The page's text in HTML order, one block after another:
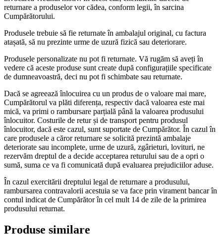
returnare a produselor vor cădea, conform legii, în sarcina
Cumpărătorului.
Produsele trebuie să fie returnate în ambalajul original, cu factura
atașată, să nu prezinte urme de uzură fizică sau deteriorare.
Produsele personalizate nu pot fi returnate. Vă rugăm să aveți în
vedere că aceste produse sunt create după configurațiile specificate
de dumneavoastră, deci nu pot fi schimbate sau returnate.
Dacă se agreează înlocuirea cu un produs de o valoare mai mare,
Cumpărătorul va plăti diferența, respectiv dacă valoarea este mai
mică, va primi o rambursare parțială până la valoarea produsului
înlocuitor. Costurile de retur și de transport pentru produsul
înlocuitor, dacă este cazul, sunt suportate de Cumpărător. În cazul în
care produsele a căror returnare se solicită prezintă ambalaje
deteriorate sau incomplete, urme de uzură, zgârieturi, lovituri, ne
rezervăm dreptul de a decide acceptarea returului sau de a opri o
sumă, suma ce va fi comunicată după evaluarea prejudiciilor aduse.
În cazul exercitării dreptului legal de returnare a produsului,
rambursarea contravalorii acestuia se va face prin virament bancar în
contul indicat de Cumpărător în cel mult 14 de zile de la primirea
produsului returnat.
Produse similare